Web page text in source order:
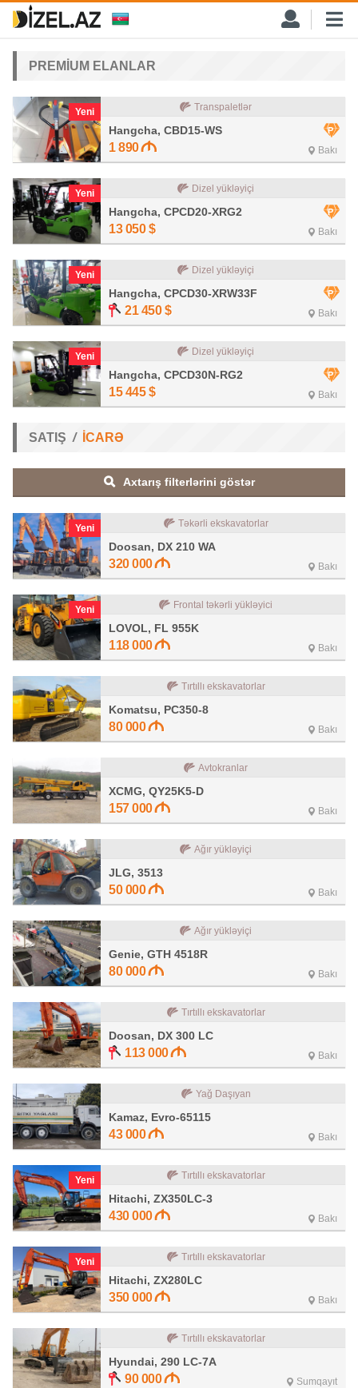
PREMİUM ELANLAR
Yeni Transpaletlər
Hangcha, CBD15-WS
1 890 Bakı
Yeni Dizel yükləyiçi
Hangcha, CPCD20-XRG2
13 050 $ Bakı
Yeni Dizel yükləyiçi
Hangcha, CPCD30-XRW33F
21 450 $ Bakı
Yeni Dizel yükləyiçi
Hangcha, CPCD30N-RG2
15 445 $ Bakı
SATIŞ İCARƏ
Axtarış filterlərini göstər
Yeni Təkərli ekskavatorlar
Doosan, DX 210 WA
320 000 Bakı
Yeni Frontal təkərli yükləyici
LOVOL, FL 955K
118 000 Bakı
Tırtıllı ekskavatorlar
Komatsu, PC350-8
80 000 Bakı
Avtokranlar
XCMG, QY25K5-D
157 000 Bakı
Ağır yükləyiçi
JLG, 3513
50 000 Bakı
Ağır yükləyiçi
Genie, GTH 4518R
80 000 Bakı
Tırtıllı ekskavatorlar
Doosan, DX 300 LC
113 000 Bakı
Yağ Daşıyan
Kamaz, Evro-65115
43 000 Bakı
Yeni Tırtıllı ekskavatorlar
Hitachi, ZX350LC-3
430 000 Bakı
Yeni Tırtıllı ekskavatorlar
Hitachi, ZX280LC
350 000 Bakı
Tırtıllı ekskavatorlar
Hyundai, 290 LC-7A
90 000 Sumqayıt